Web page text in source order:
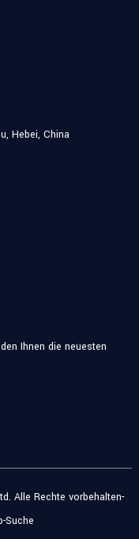
Hebei, China
Ihnen die neuesten
Alle Rechte vorbehalten-
Suche